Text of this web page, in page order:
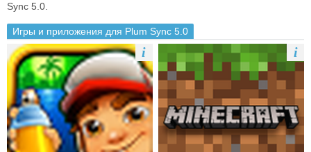
Sync 5.0.
Игры и приложения для Plum Sync 5.0
i i